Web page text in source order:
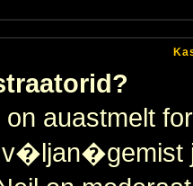
on auastmelt